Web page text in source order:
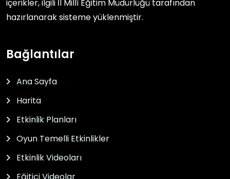
içerikler, ilgili İl Millî Eğitim Müdürlüğü tarafından
hazırlanarak sisteme yüklenmiştir.
Bağlantılar
Ana Sayfa
Harita
Etkinlik Planları
Oyun Temelli Etkinlikler
Etkinlik Videoları